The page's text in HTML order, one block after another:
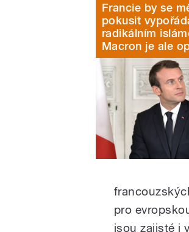
Francie by se
pokusit
radikálním
Macron je ale
pro
jsou zajisté i